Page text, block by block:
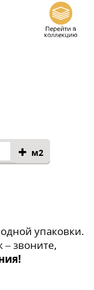
м2
упаковки.
– звоните,